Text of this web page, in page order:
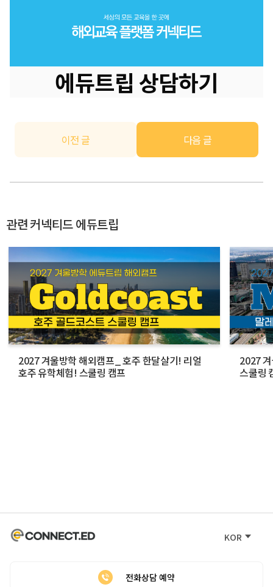
에듀트립 상담하기
이전 글 다음 글
관련 커넥티드 에듀트립
2027 겨울방학 해외캠프_ 호주 한달살기! 리얼
호주 유학체험! 스쿨링 캠프
2027
스쿨링
KOR
전화상담 예약